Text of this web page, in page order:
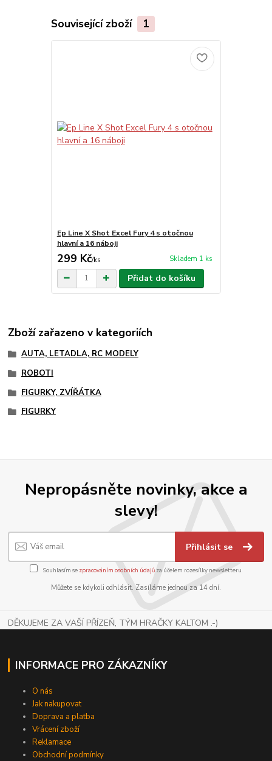
Související zboží 1
Ep Line X Shot Excel Fury 4 s otočnou
hlavní a 16 náboji
299 Kč/ks Skladem 1 ks
Přidat do košíku
Zboží zařazeno v kategoriích
AUTA, LETADLA, RC MODELY
ROBOTI
FIGURKY, ZVÍŘÁTKA
FIGURKY
Nepropásněte novinky, akce a
slevy!
Přihlásit se
Souhlasím se zpracováním osobních údajůza účelem rozesílky newsletteru.
Můžete se kdykoli odhlásit. Zasíláme jednou za 14 dní.
DĚKUJEME ZA VAŠÍ PŘÍZEŇ, TÝM HRAČKY KALTOM .-)
INFORMACE PRO ZÁKAZNÍKY
O nás
Jak nakupovat
Doprava a platba
Vrácení zboží
Reklamace
Obchodní podmínky